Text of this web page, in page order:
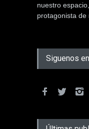
nuestro
protagonista de
Siguenos